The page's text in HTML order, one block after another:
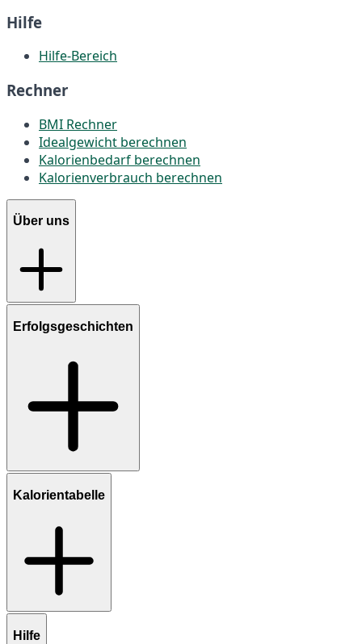
Hilfe
Hilfe-Bereich
Rechner
BMI Rechner
Idealgewicht berechnen
Kalorienbedarf berechnen
Kalorienverbrauch berechnen
Über uns
Erfolgsgeschichten
Kalorientabelle
Hilfe